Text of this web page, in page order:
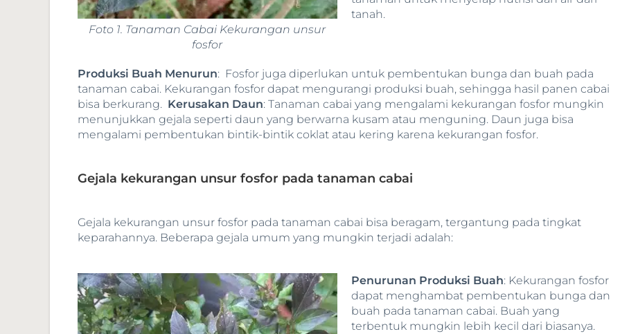
Foto 1. Tanaman Cabai Kekurangan unsur
fosfor
tanah.
Produksi Buah Menurun: Fosfor juga diperlukan untuk pembentukan bunga dan buah pada
tanaman cabai. Kekurangan fosfor dapat mengurangi produksi buah, sehingga hasil panen cabai
bisa berkurang. Kerusakan Daun: Tanaman cabai yang mengalami kekurangan fosfor mungkin
menunjukkan gejala seperti daun yang berwarna kusam atau menguning. Daun juga bisa
mengalami pembentukan bintik-bintik coklat atau kering karena kekurangan fosfor.
Gejala kekurangan unsur fosfor pada tanaman cabai
Gejala kekurangan unsur fosfor pada tanaman cabai bisa beragam, tergantung pada tingkat
keparahannya. Beberapa gejala umum yang mungkin terjadi adalah:
Penurunan Produksi Buah: Kekurangan fosfor
dapat menghambat pembentukan bunga dan
buah pada tanaman cabai. Buah yang
terbentuk mungkin lebih kecil dari biasanya.